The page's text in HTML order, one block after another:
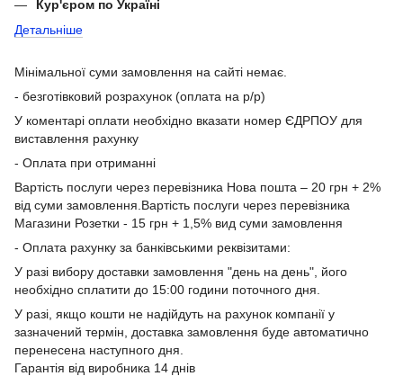
Кур'єром по Україні
Детальніше
Мінімальної суми замовлення на сайті немає.
- безготівковий розрахунок (оплата на р/р)
У коментарі оплати необхідно вказати номер ЄДРПОУ для
виставлення рахунку
- Оплата при отриманні
Вартість послуги через перевізника Нова пошта – 20 грн + 2%
від суми замовлення.Вартість послуги через перевізника
Магазини Розетки - 15 грн + 1,5% вид суми замовлення
- Оплата рахунку за банківськими реквізитами:
У разі вибору доставки замовлення "день на день", його
необхідно сплатити до 15:00 години поточного дня.
У разі, якщо кошти не надійдуть на рахунок компанії у
зазначений термін, доставка замовлення буде автоматично
перенесена наступного дня.
Гарантія від виробника 14 днів